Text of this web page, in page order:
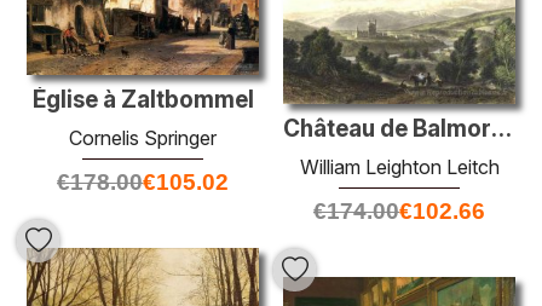
Église à Zaltbommel
Cornelis Springer
€178.00€105.02
Château de Balmoral, dessiné par Leitch, gravé par J. Godfrey
William Leighton Leitch
€174.00€102.66